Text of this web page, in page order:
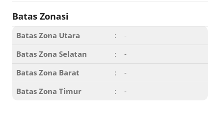
Batas Zonasi
Batas Zona Utara :
-
Batas Zona Selatan
:
-
Batas Zona Barat
:
-
Batas Zona Timur
: -